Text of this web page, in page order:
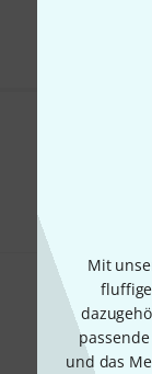
Mit
und das